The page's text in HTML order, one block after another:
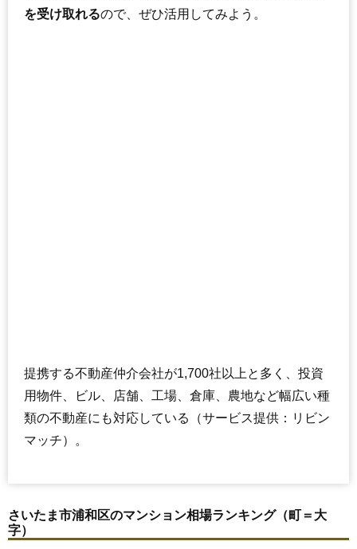
住所 埼玉県さいたま市浦和区上木崎1丁目
住所 埼玉県さいたま市浦和区上木崎1丁目
交通 与野駅（2分）
相場 5,220万円～5,620万円
(67.8万円/㎡~73.0万円/㎡)
浦和北ローヤルコーポ
を受け取れるので、ぜひ活用してみよう。
提携する不動産仲介会社が1,700社以上と多く、投資
用物件、ビル、店舗、工場、倉庫、農地など幅広い種
類の不動産にも対応している（サービス提供：リビン
マッチ）。
さいたま市浦和区のマンション相場ランキング（町＝大
字）